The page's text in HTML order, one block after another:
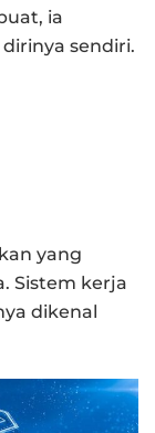
ia
sendiri.
yang
Sistem kerja
dikenal